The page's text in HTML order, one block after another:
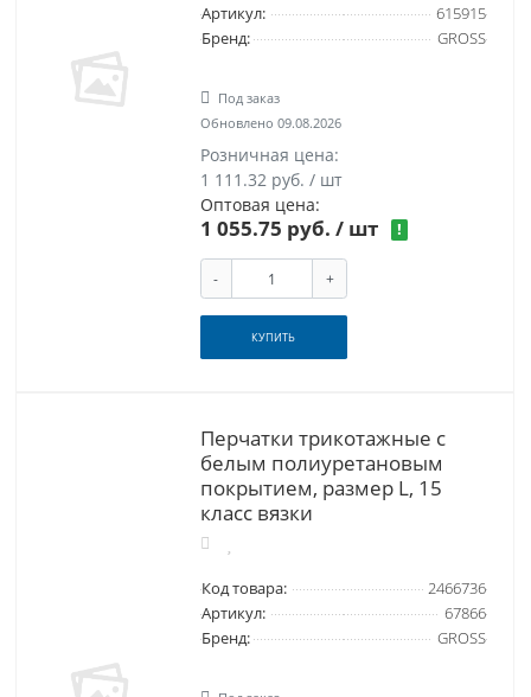
Артикул:
615915
Бренд:
GROSS
Под заказ
Обновлено 09.08.2026
Розничная цена:
1 111.32 руб. / шт
Оптовая цена:
1 055.75 руб. / шт !
- +
КУПИТЬ
Перчатки трикотажные с
белым полиуретановым
покрытием, размер L, 15
класс вязки
Код товара:
2466736
Артикул:
67866
Бренд:
GROSS